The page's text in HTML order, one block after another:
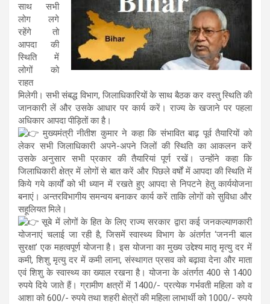
साथ सभी
लोग लगे
रहेंगे तो
आपदा की
स्थिति में
लोगों को
राहत
मिलेगी। सभी संबद्ध विभाग, जिलाधिकारियों के साथ बैठक कर वस्तु स्थिति की
जानकारी लें और उसके आधार पर कार्य करें। राज्य के खजाने पर पहला
अधिकार आपदा पीड़ितों का है।
मुख्यमंत्री नीतीश कुमार ने कहा कि संभावित बाढ़ पूर्व तैयारियों को
लेकर सभी जिलाधिकारी अपने-अपने जिलों की स्थिति का आकलन करें
उसके अनुसार सभी प्रकार की तैयारियां पूर्ण रखें। उन्होंने कहा कि
जिलाधिकारी क्षेत्र में लोगों से बात करें और पिछले वर्षों में आपदा की स्थिति में
किये गये कार्यों को भी ध्यान में रखते हुए आपदा से निपटने हेतु कार्ययोजना
बनाएं। अन्तरविभागीय समन्वय बनाकर कार्य करें ताकि लोगों को सुविधा और
सहूलियत मिले।
सूबे में लोगों के हित के लिए राज्य सरकार द्वारा कई जनकल्याणकारी
योजनाएं चलाई जा रही है, जिसमें स्वास्थ्य विभाग के अंतर्गत ‘जननी बाल
सुरक्षा’ एक महत्वपूर्ण योजना है। इस योजना का मुख्य उद्देश्य मातृ मृत्यु दर में
कमी, शिशु मृत्यु दर में कमी लाना, संस्थागत प्रसव को बढ़ावा देना और माता
एवं शिशु के स्वास्थ्य का ख्याल रखना है। योजना के अंतर्गत 400 से 1400
रुपये दिये जाते हैं। ग्रामीण क्षत्रों में 1400/- प्रत्येक गर्भवती महिला को व
आशा को 600/- रुपये तथा शहरी क्षेत्रों की महिला लाभार्थी को 1000/- रुपये